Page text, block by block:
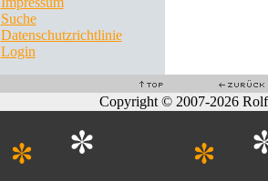
Suche
Datenschutzrichtlinie
Login
Copyright © 2007-2026